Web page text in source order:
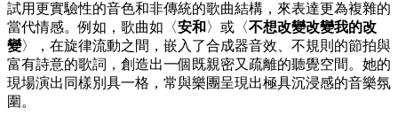
試用更實驗性的音色和非傳統的歌曲結構，來表達更為複雜的
當代情感。例如，歌曲如〈安和 〉或〈不想改變改變我的改
變〉，在旋律流動之間，嵌入了合成器音效、不規則的節拍與
富有詩意的歌詞，創造出一個既親密又疏離的聽覺空間。她的
現場演出同樣別具一格，常與樂團呈現出極具沉浸感的音樂氛
圍。